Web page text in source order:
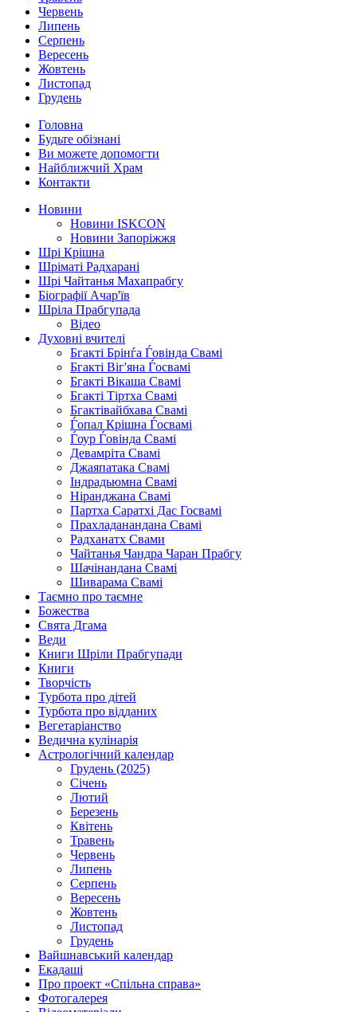
Червень
Липень
Серпень
Вересень
Жовтень
Листопад
Грудень
Головна
Будьте обізнані
Ви можете допомогти
Найближчий Храм
Контакти
Новини
Новини ISKCON
Новини Запоріжжя
Шрі Крішна
Шріматі Радхарані
Шрі Чайтанья Махапрабгу
Біографії Ачар'їв
Шріла Прабгупада
Відео
Духовні вчителі
Бгакті Брінѓа Ѓовінда Свамі
Бгакті Віг'яна Ѓосвамі
Бгакті Вікаша Свамі
Бгакті Тіртха Свамі
Бгактівайбхава Свамі
Ѓопал Крішна Ѓосвамі
Ѓоур Ѓовінда Свамі
Девамріта Свамі
Джаяпатака Свамі
Індрадьюмна Свамі
Ніранджана Свамі
Партха Саратхі Дас Госвамі
Прахладанандана Свамі
Радханатх Свами
Чайтанья Чандра Чаран Прабгу
Шачінандана Свамі
Шиварама Свамі
Таємно про таємне
Божества
Свята Дгама
Веди
Книги Шріли Прабгупади
Книги
Творчість
Турбота про дітей
Турбота про відданих
Вегетаріанство
Ведична кулінарія
Астрологічний календар
Грудень (2025)
Січень
Лютий
Березень
Квітень
Травень
Червень
Липень
Серпень
Вересень
Жовтень
Листопад
Грудень
Вайшнавський календар
Екадаші
Про проект «Спільна справа»
Фотогалерея